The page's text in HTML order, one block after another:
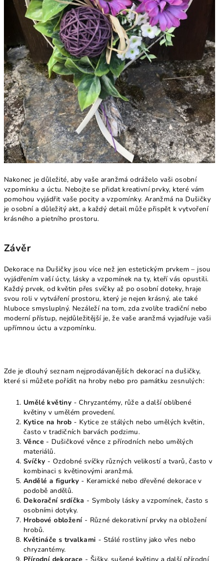
Nakonec je důležité, aby vaše aranžmá odráželo vaši osobní
vzpomínku a úctu. Nebojte se přidat kreativní prvky, které vám
pomohou vyjádřit vaše pocity a vzpomínky. Aranžmá na Dušičky
je osobní a důležitý akt, a každý detail může přispět k vytvoření
krásného a pietního prostoru.
Závěr
Dekorace na Dušičky jsou více než jen estetickým prvkem – jsou
vyjádřením vaší úcty, lásky a vzpomínek na ty, kteří vás opustili.
Každý prvek, od květin přes svíčky až po osobní doteky, hraje
svou roli v vytváření prostoru, který je nejen krásný, ale také
hluboce smysluplný. Nezáleží na tom, zda zvolíte tradiční nebo
moderní přístup, nejdůležitější je, že vaše aranžmá vyjadřuje vaši
upřímnou úctu a vzpomínku.
Zde je dlouhý seznam nejprodávanějších dekorací na dušičky,
které si můžete pořídit na hroby nebo pro památku zesnulých:
Umělé květiny - Chryzantémy, růže a další oblíbené
květiny v umělém provedení.
Kytice na hrob - Kytice ze stálých nebo umělých květin,
často v tradičních barvách podzimu.
Věnce - Dušičkové věnce z přírodních nebo umělých
materiálů.
Svíčky - Ozdobné svíčky různých velikostí a tvarů, často v
kombinaci s květinovými aranžmá.
Andělé a figurky - Keramické nebo dřevěné dekorace v
podobě andělů.
Dekorační srdíčka - Symboly lásky a vzpomínek, často s
osobními dotyky.
Hrobové obložení - Různé dekorativní prvky na obložení
hrobů.
Květináče s trvalkami - Stálé rostliny jako vřes nebo
chryzantémy.